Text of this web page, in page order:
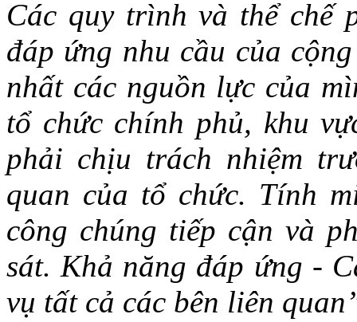
Các quy trình và thể chế
đáp ứng nhu cầu của
nhất các nguồn lực của
tổ chức chính phủ, khu
phải chịu trách nhiệm
quan của tổ chức. Tính
công chúng tiếp cận và
sát. Khả năng đáp ứng -
vụ tất cả các bên liên